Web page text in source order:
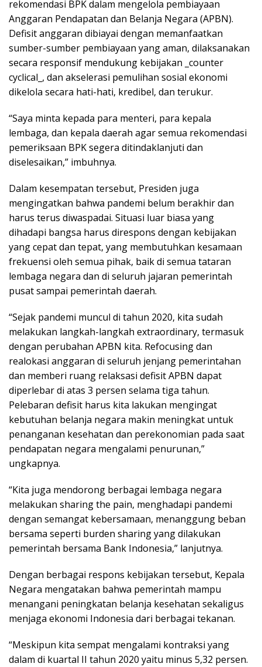
rekomendasi BPK dalam mengelola pembiayaan
Anggaran Pendapatan dan Belanja Negara (APBN).
Defisit anggaran dibiayai dengan memanfaatkan
sumber-sumber pembiayaan yang aman, dilaksanakan
secara responsif mendukung kebijakan _counter
cyclical_, dan akselerasi pemulihan sosial ekonomi
dikelola secara hati-hati, kredibel, dan terukur.
“Saya minta kepada para menteri, para kepala
lembaga, dan kepala daerah agar semua rekomendasi
pemeriksaan BPK segera ditindaklanjuti dan
diselesaikan,” imbuhnya.
Dalam kesempatan tersebut, Presiden juga
mengingatkan bahwa pandemi belum berakhir dan
harus terus diwaspadai. Situasi luar biasa yang
dihadapi bangsa harus direspons dengan kebijakan
yang cepat dan tepat, yang membutuhkan kesamaan
frekuensi oleh semua pihak, baik di semua tataran
lembaga negara dan di seluruh jajaran pemerintah
pusat sampai pemerintah daerah.
“Sejak pandemi muncul di tahun 2020, kita sudah
melakukan langkah-langkah extraordinary, termasuk
dengan perubahan APBN kita. Refocusing dan
realokasi anggaran di seluruh jenjang pemerintahan
dan memberi ruang relaksasi defisit APBN dapat
diperlebar di atas 3 persen selama tiga tahun.
Pelebaran defisit harus kita lakukan mengingat
kebutuhan belanja negara makin meningkat untuk
penanganan kesehatan dan perekonomian pada saat
pendapatan negara mengalami penurunan,”
ungkapnya.
“Kita juga mendorong berbagai lembaga negara
melakukan sharing the pain, menghadapi pandemi
dengan semangat kebersamaan, menanggung beban
bersama seperti burden sharing yang dilakukan
pemerintah bersama Bank Indonesia,” lanjutnya.
Dengan berbagai respons kebijakan tersebut, Kepala
Negara mengatakan bahwa pemerintah mampu
menangani peningkatan belanja kesehatan sekaligus
menjaga ekonomi Indonesia dari berbagai tekanan.
“Meskipun kita sempat mengalami kontraksi yang
dalam di kuartal II tahun 2020 yaitu minus 5,32 persen.